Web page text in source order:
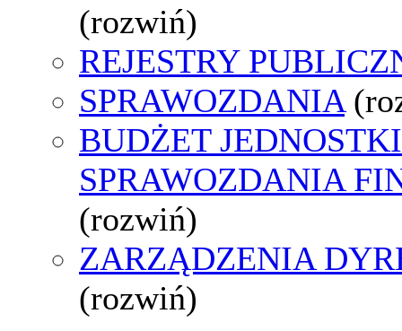
(rozwiń)
REJESTRY
SPRAWOZDANIA
BUDŻET
SPRAWOZDANIA
(rozwiń)
ZARZĄDZENIA
(rozwiń)